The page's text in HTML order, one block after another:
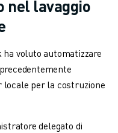
nel lavaggio
ha voluto automatizzare
per la costruzione
delegato di